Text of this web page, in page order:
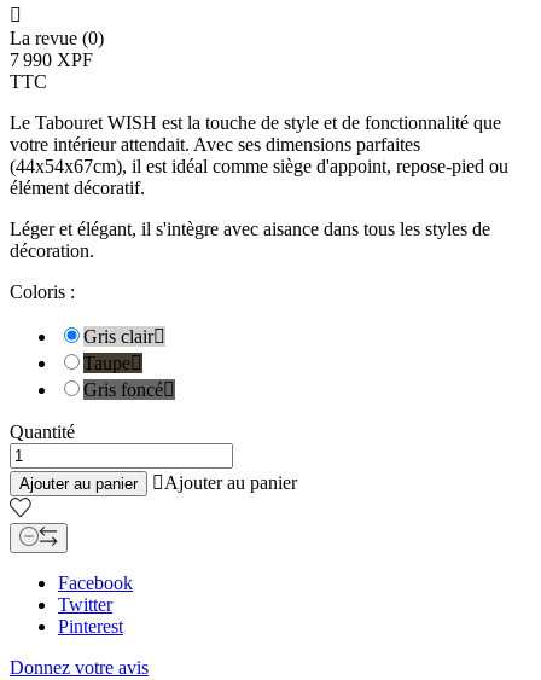

La revue (0)
7 990 XPF
TTC
Le Tabouret WISH est la touche de style et de fonctionnalité que
votre intérieur attendait. Avec ses dimensions parfaites
(44x54x67cm), il est idéal comme siège d'appoint, repose-pied ou
élément décoratif.
Léger et élégant, il s'intègre avec aisance dans tous les styles de
décoration.
Coloris :
Gris clair
Taupe
Gris foncé
Quantité
Ajouter au panier Ajouter au panier
Facebook
Twitter
Pinterest
Donnez votre avis